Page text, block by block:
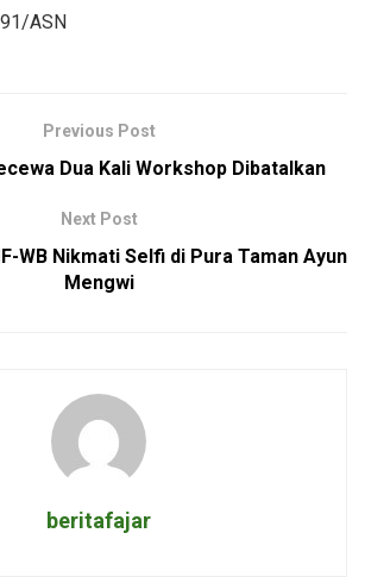
ASN
Previous Post
Dua Kali Workshop Dibatalkan
Next Post
WB Nikmati Selfi di Pura Taman Ayun
Mengwi
beritafajar